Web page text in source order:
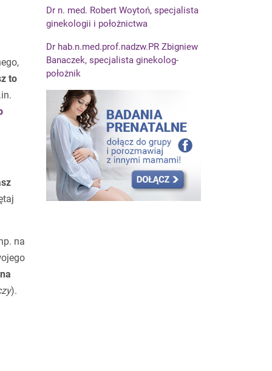
to
na
).
Dr n. med. Robert Woytoń, specjalista
ginekologii i położnictwa
Dr hab.n.med.prof.nadzw.PR Zbigniew
Banaczek, specjalista ginekolog-
położnik